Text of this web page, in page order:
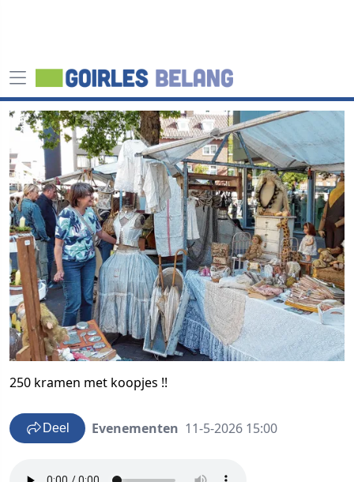
250 kramen met koopjes !!
Deel Evenementen 11-5-2026 15:00